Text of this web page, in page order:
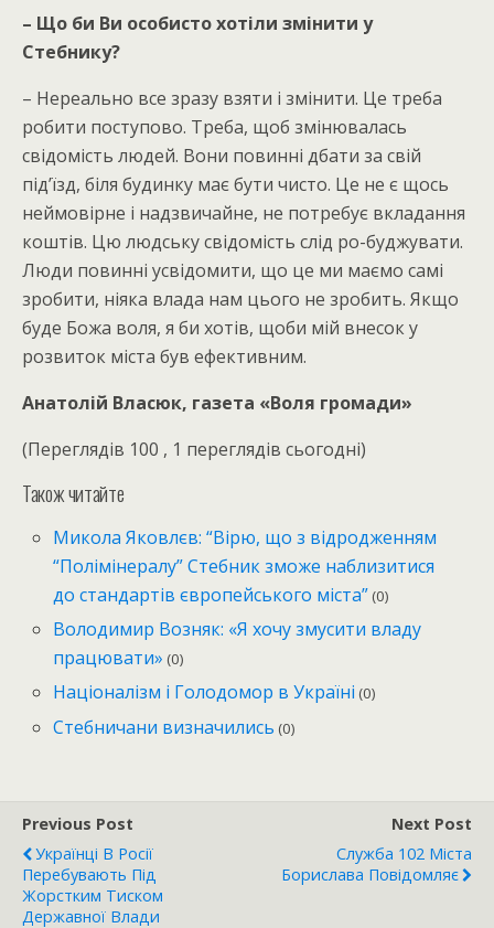
– Що би Ви особисто хотіли змінити у
Стебнику?
– Нереально все зразу взяти і змінити. Це треба
робити поступово. Треба, щоб змінювалась
свідомість людей. Вони повинні дбати за свій
під’їзд, біля будинку має бути чисто. Це не є щось
неймовірне і надзвичайне, не потребує вкладання
коштів. Цю людську свідомість слід ро-буджувати.
Люди повинні усвідомити, що це ми маємо самі
зробити, ніяка влада нам цього не зробить. Якщо
буде Божа воля, я би хотів, щоби мій внесок у
розвиток міста був ефективним.
Анатолій Власюк, газета «Воля громади»
(Переглядів 100 , 1 переглядів сьогодні)
Також читайте
Микола Яковлєв: “Вірю, що з відродженням
“Полімінералу” Стебник зможе наблизитися
до стандартів європейського міста” (0)
Володимир Возняк: «Я хочу змусити владу
працювати» (0)
Націоналізм і Голодомор в Україні (0)
Стебничани визначились (0)
Previous Post
Українці В Росії
Перебувають Під
Жорстким Тиском
Державної Влади
Next Post
Служба 102 Міста
Борислава Повідомляє